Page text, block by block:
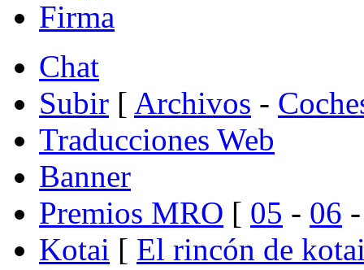
Firma
Chat
Subir [ Archivos -
Traducciones Web
Banner
Premios MRO [ 05 - 06
Kotai [ El rincón de